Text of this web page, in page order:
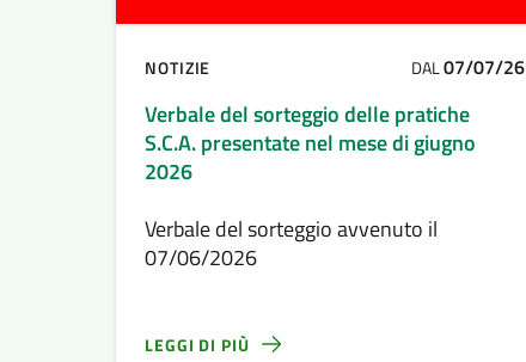
NOTIZIE DAL07/07/26
Verbale del sorteggio delle pratiche
S.C.A. presentate nel mese di giugno
2026
Verbale del sorteggio avvenuto il
07/06/2026
LEGGI DI PIÙ